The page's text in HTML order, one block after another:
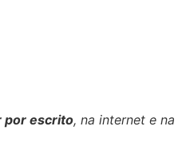
por escrito, na internet e